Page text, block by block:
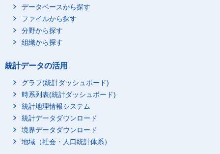
データベースから探す
ファイルから探す
分野から探す
組織から探す
統計データの活用
グラフ(統計ダッシュボード)
時系列表(統計ダッシュボード)
統計地理情報システム
統計データダウンロード
境界データダウンロード
地域（社会・人口統計体系）